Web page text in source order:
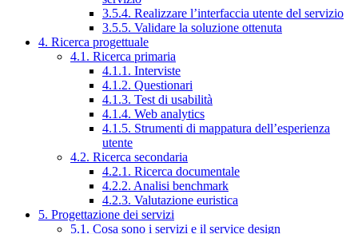
3.5.4. Realizzare l’interfaccia utente del servizio
3.5.5. Validare la soluzione ottenuta
4. Ricerca progettuale
4.1. Ricerca primaria
4.1.1. Interviste
4.1.2. Questionari
4.1.3. Test di usabilità
4.1.4. Web analytics
4.1.5. Strumenti di mappatura dell’esperienza
utente
4.2. Ricerca secondaria
4.2.1. Ricerca documentale
4.2.2. Analisi benchmark
4.2.3. Valutazione euristica
5. Progettazione dei servizi
5.1. Cosa sono i servizi e il service design